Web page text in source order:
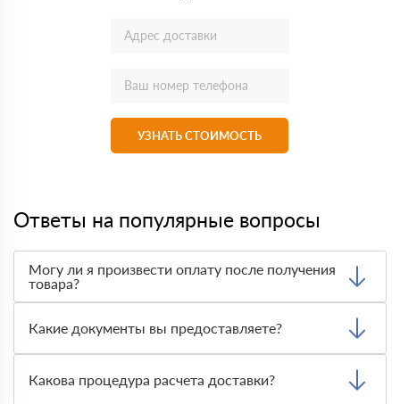
УЗНАТЬ СТОИМОСТЬ
Ответы на популярные вопросы
Могу ли я произвести оплату после получения
товара?
Тем не менее, если качество полученных вами товаров
неприемлемо, вы можете отказаться от них.
Какие документы вы предоставляете?
как сертификаты подлинности, удостоверения качества
и транспортные документы, на каждый предлагаемый
Какова процедура расчета доставки?